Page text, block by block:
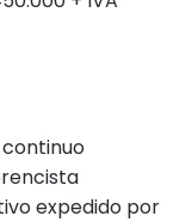
expedido por